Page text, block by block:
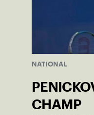
NATIONAL
CHAMP